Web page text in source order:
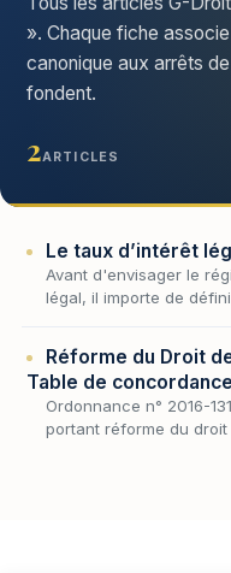
». Chaque fiche
canonique aux arrêts
fondent.
2ARTICLES
Le taux d’intérêt
Avant d'envisager le
légal, il importe de
Réforme du Droit
Table de
Ordonnance n° 2016-
portant réforme du